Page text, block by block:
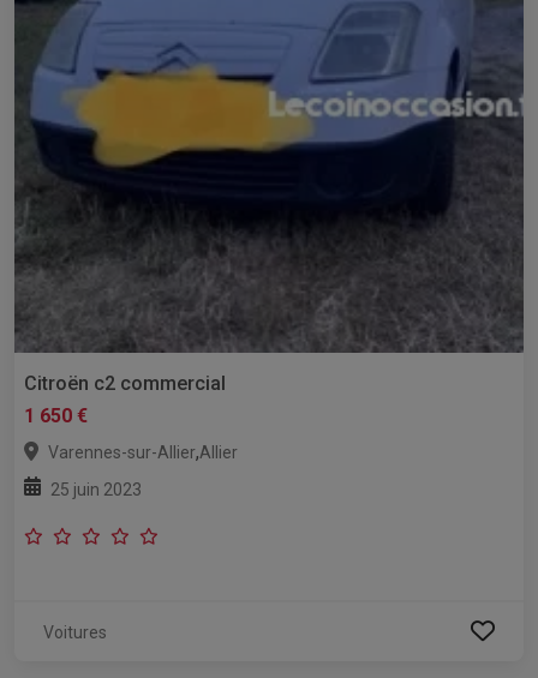
Citroën c2 commercial
1 650 €
Varennes-sur-Allier,Allier
25 juin 2023
Voitures